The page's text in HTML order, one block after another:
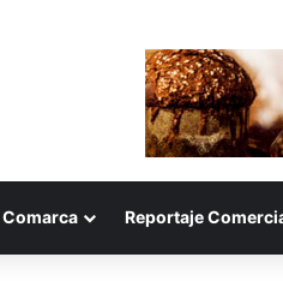
Comarca Reportaje